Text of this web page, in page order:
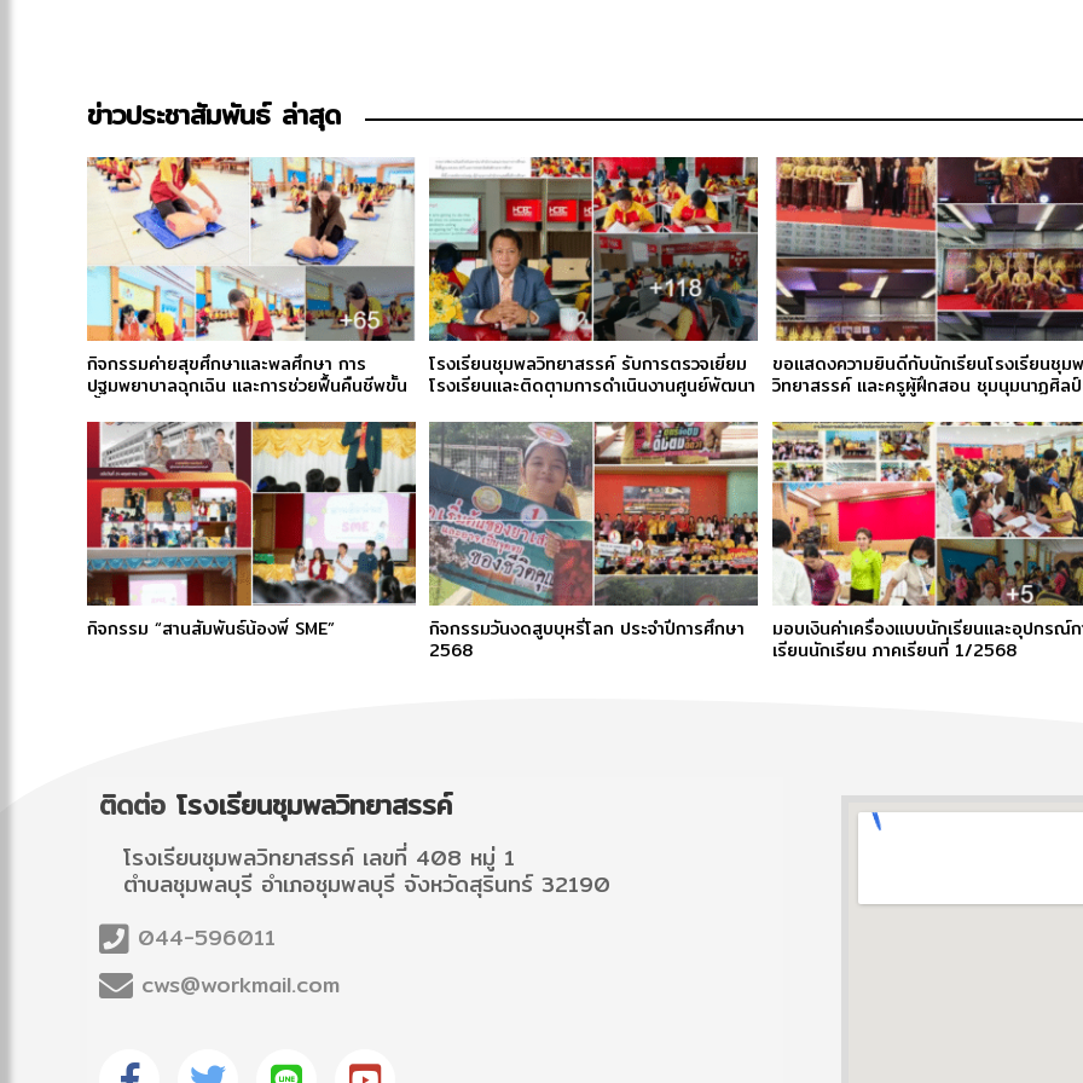
ข่าวประชาสัมพันธ์ ล่าสุด
กิจกรรมค่ายสุขศึกษาและพลศึกษา การ
ปฐมพยาบาลฉุกเฉิน และการช่วยฟื้นคืนชีพขั้น
โรงเรียนชุมพลวิทยาสรรค์ รับการตรวจเยี่ยม
โรงเรียนและติดตามการดำเนินงานศูนย์พัฒนา
ขอแสดงความยินดีกับนักเรียนโรงเรียนชุม
วิทยาสรรค์ และครูผู้ฝึกสอน ชุมนุมนาฏศิลป์
กิจกรรม “สานสัมพันธ์น้องพี่ SME”
กิจกรรมวันงดสูบบุหรี่โลก ประจำปีการศึกษา
2568
มอบเงินค่าเครื่องแบบนักเรียนและอุปกรณ์
เรียนนักเรียน ภาคเรียนที่ 1/2568
ติดต่อ โรงเรียนชุมพลวิทยาสรรค์
โรงเรียนชุมพลวิทยาสรรค์ เลขที่ 408 หมู่ 1
ตำบลชุมพลบุรี อำเภอชุมพลบุรี จังหวัดสุรินทร์ 32190
044-596011
cws@workmail.com